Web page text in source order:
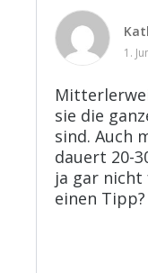
1.
sie die
sind. Auch
dauert 20-
ja gar
einen Tipp?